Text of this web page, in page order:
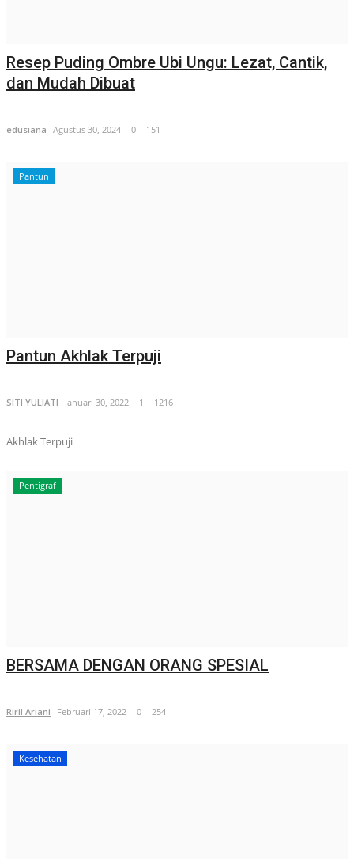
Resep Puding Ombre Ubi Ungu: Lezat, Cantik,
dan Mudah Dibuat
edusiana Agustus 30, 2024 0 151
Pantun
Pantun Akhlak Terpuji
SITI YULIATI Januari 30, 2022 1 1216
Akhlak Terpuji
Pentigraf
BERSAMA DENGAN ORANG SPESIAL
Riril Ariani Februari 17, 2022 0 254
Kesehatan